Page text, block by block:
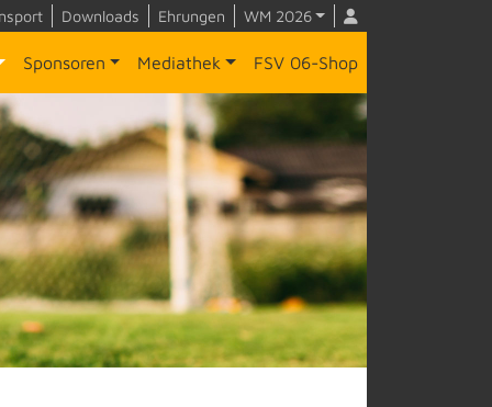
Downloads Ehrungen WM 2026
Sponsoren Mediathek FSV 06-Shop